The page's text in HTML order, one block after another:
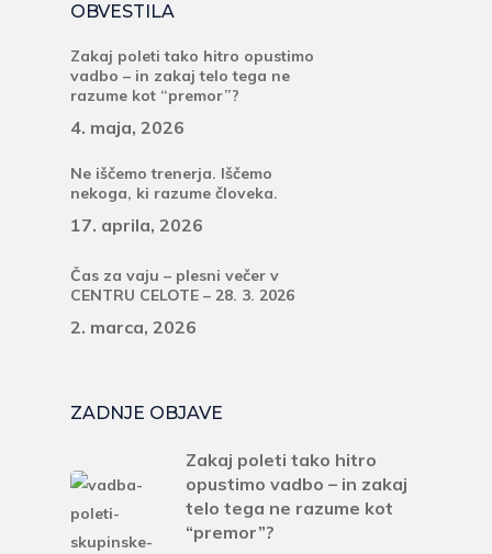
OBVESTILA
Zakaj poleti tako hitro opustimo
vadbo – in zakaj telo tega ne
razume kot “premor”?
4. maja, 2026
Ne iščemo trenerja. Iščemo
nekoga, ki razume človeka.
17. aprila, 2026
Čas za vaju – plesni večer v
CENTRU CELOTE – 28. 3. 2026
2. marca, 2026
ZADNJE OBJAVE
Zakaj poleti tako hitro
opustimo vadbo – in zakaj
telo tega ne razume kot
“premor”?